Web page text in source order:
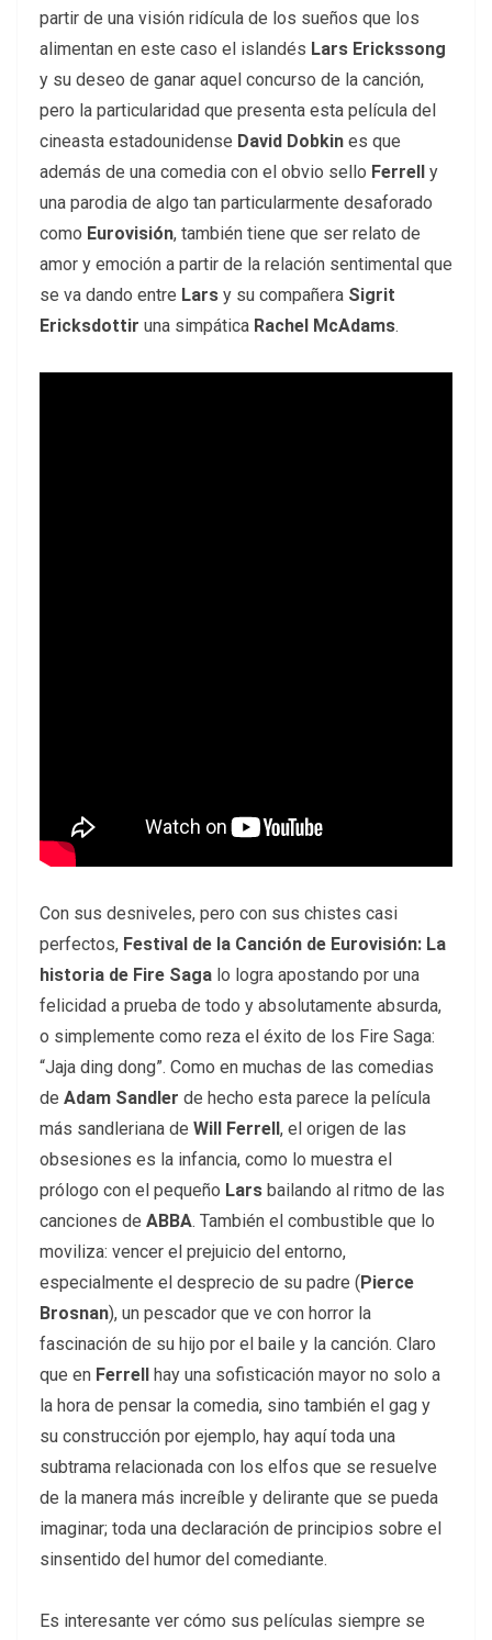
partir de una visión ridícula de los sueños que los
alimentan en este caso el islandés Lars Erickssong
y su deseo de ganar aquel concurso de la canción,
pero la particularidad que presenta esta película del
cineasta estadounidense David Dobkin es que
además de una comedia con el obvio sello Ferrell y
una parodia de algo tan particularmente desaforado
como Eurovisión, también tiene que ser relato de
amor y emoción a partir de la relación sentimental que
se va dando entre Lars y su compañera Sigrit
Ericksdottir una simpática Rachel McAdams.
Con sus desniveles, pero con sus chistes casi
perfectos, Festival de la Canción de Eurovisión: La
historia de Fire Saga lo logra apostando por una
felicidad a prueba de todo y absolutamente absurda,
o simplemente como reza el éxito de los Fire Saga:
“Jaja ding dong”. Como en muchas de las comedias
de Adam Sandler de hecho esta parece la película
más sandleriana de Will Ferrell, el origen de las
obsesiones es la infancia, como lo muestra el
prólogo con el pequeño Lars bailando al ritmo de las
canciones de ABBA. También el combustible que lo
moviliza: vencer el prejuicio del entorno,
especialmente el desprecio de su padre (Pierce
Brosnan), un pescador que ve con horror la
fascinación de su hijo por el baile y la canción. Claro
que en Ferrell hay una sofisticación mayor no solo a
la hora de pensar la comedia, sino también el gag y
su construcción por ejemplo, hay aquí toda una
subtrama relacionada con los elfos que se resuelve
de la manera más increíble y delirante que se pueda
imaginar; toda una declaración de principios sobre el
sinsentido del humor del comediante.
Es interesante ver cómo sus películas siempre se